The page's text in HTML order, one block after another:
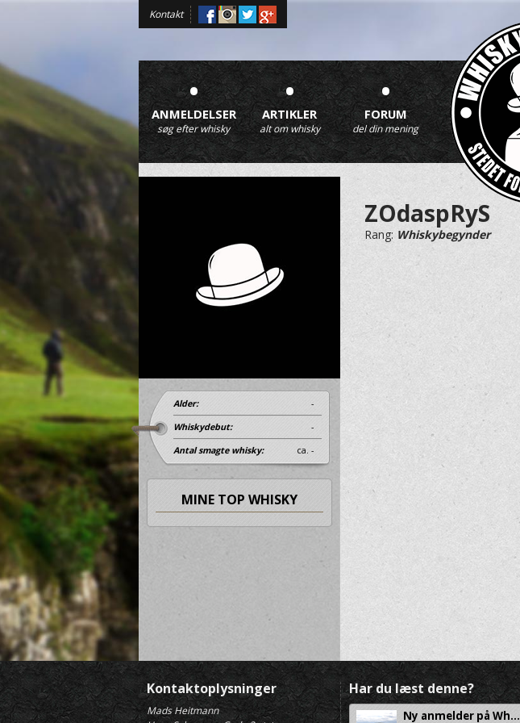
Kontakt
•
ANMELDELSER
søg efter whisky
•
ARTIKLER
alt om whisky
•
FORUM
del din mening
ZOdaspRyS
Rang: Whiskybegynder
Alder: -
Whiskydebut: -
Antal smagte whisky: ca. -
MINE TOP WHISKY
Kontaktoplysninger
Mads Heitmann
Har du læst denne?
Ny anmelder på Wh...